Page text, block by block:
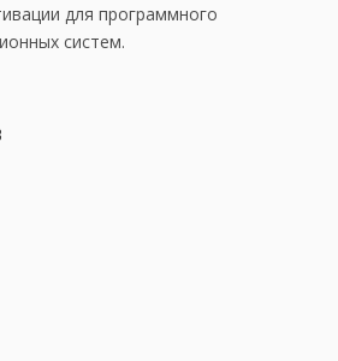
для программного
систем.